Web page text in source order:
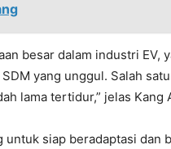
besar dalam industri EV,
yang unggul. Salah
lama tertidur,” jelas Kang
untuk siap beradaptasi dan